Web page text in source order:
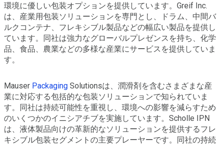
環境に優しい包装オプションを提供しています。Greif Inc.
は、産業用包装ソリューションを専門とし、ドラム、中間バ
ルクコンテナ、フレキシブル製品などの幅広い製品を提供し
ています。同社は強力なグローバルプレゼンスを持ち、化学
品、食品、農業などの多様な産業にサービスを提供していま
す。
Mauser Packaging Solutionsは、潤滑剤を含むさまざまな産
業に対応する包括的な包装ソリューションで知られていま
す。同社は持続可能性を重視し、環境への影響を減らすため
のいくつかのイニシアチブを実施しています。Scholle IPN
は、液体製品向けの革新的なソリューションを提供するフレ
キシブル包装セグメントの主要プレーヤーです。同社の持続